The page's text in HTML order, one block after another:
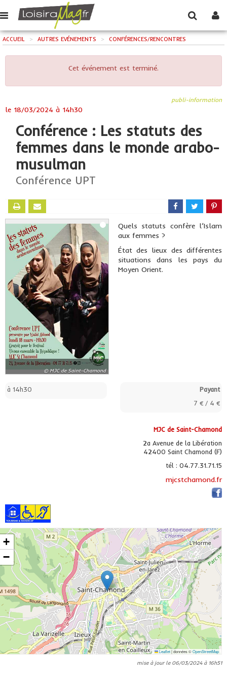
ACCUEIL > AUTRES EVÉNEMENTS > CONFÉRENCES/RENCONTRES
Cet événement est terminé.
publi-information
le 18/03/2024 à 14h30
Conférence : Les statuts des
femmes dans le monde arabo-
musulman
Conférence UPT
© MJC de Saint-Chamond
Quels statuts confère l’Islam
aux femmes ?
État des lieux des différentes
situations dans les pays du
Moyen Orient.
à 14h30
Payant
7 € / 4 €
MJC de Saint-Chamond
2a Avenue de la Libération
42400 Saint Chamond (F)
tél : 04.77.31.71.15
mjcstchamond.fr
+
−
Leaflet|données ©OpenStreetMap
mise à jour le 06/03/2024 à 16h51